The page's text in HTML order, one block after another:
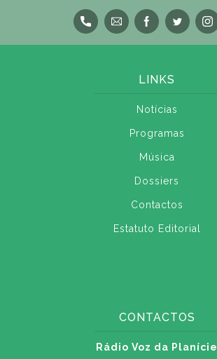
LINKS
Notícias
Programas
Música
Dossiers
Contactos
Estatuto Editorial
CONTACTOS
Rádio Voz da Planície